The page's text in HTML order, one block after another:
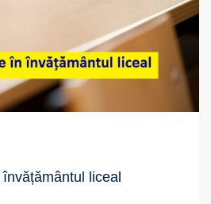
liceal